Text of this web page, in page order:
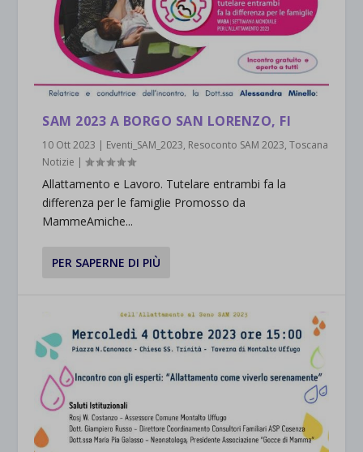
SAM 2023 A BORGO SAN LORENZO, FI
10 Ott 2023 | Eventi_SAM_2023, Resoconto SAM 2023,Toscana
Notizie |
Allattamento e Lavoro. Tutelare entrambi fa la
differenza per le famiglie Promosso da
MammeAmiche...
PER SAPERNE DI PIÙ